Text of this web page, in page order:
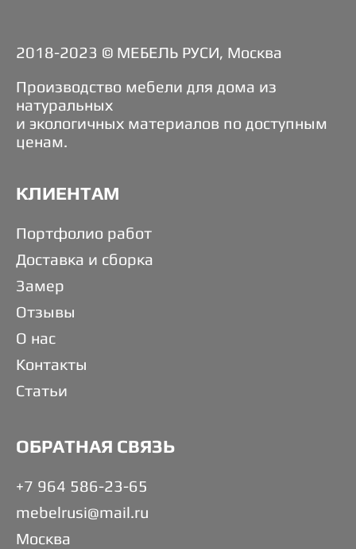
2018-2023 © МЕБЕЛЬ РУСИ, Москва
Производство мебели для дома из
натуральных
и экологичных материалов по доступным
ценам.
КЛИЕНТАМ
Портфолио работ
Доставка и сборка
Замер
Отзывы
О нас
Контакты
Статьи
ОБРАТНАЯ СВЯЗЬ
+7 964 586-23-65
mebelrusi@mail.ru
Москва